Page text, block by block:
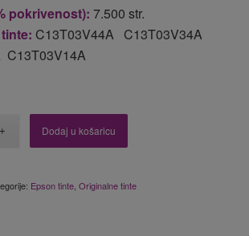
pokrivenost): 7.500 str.
C13T03V44A C13T03V34A
C13T03V14A
Dodaj u košaricu
Epson tinte, Originalne tinte